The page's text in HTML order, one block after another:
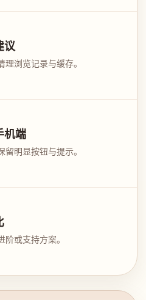
议
浏览记录与缓存。
机端
明显按钮与提示。
或支持方案。